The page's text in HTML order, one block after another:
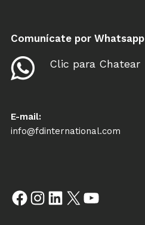
Comunícate por Whatsapp
Clic para Chatear
E-mail:
info@fdinternational.com